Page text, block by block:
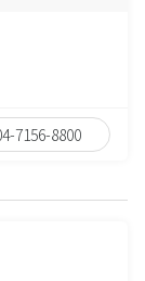
7156-8800